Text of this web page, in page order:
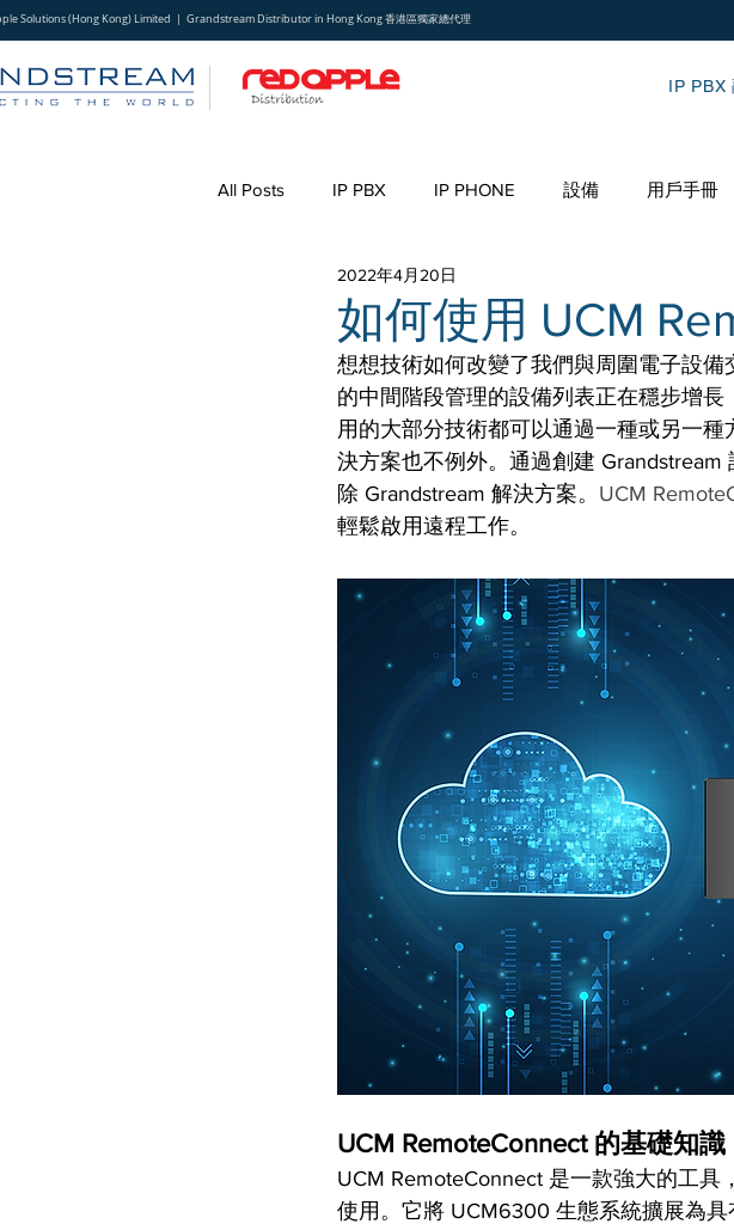
Solutions (Hong Kong) Limited | Grandstream Distributor in Hong Kong 香港區獨家總代理
IP PBX
All Posts IP PBX IP PHONE 設備 用戶手冊
如何使用 UCM
2022年4月20日
想想技術如何改變了我們與周圍電子設
的中間階段管理的設備列表正在穩步增
用的大部分技術都可以通過一種或另一
決方案也不例外。通過創建
除 Grandstream 解決方案。 UCM
輕鬆啟用遠程工作。
UCM RemoteConnect 的基礎知識
UCM RemoteConnect 是一款強大的工
使用。它將 UCM6300 生態系統擴展為